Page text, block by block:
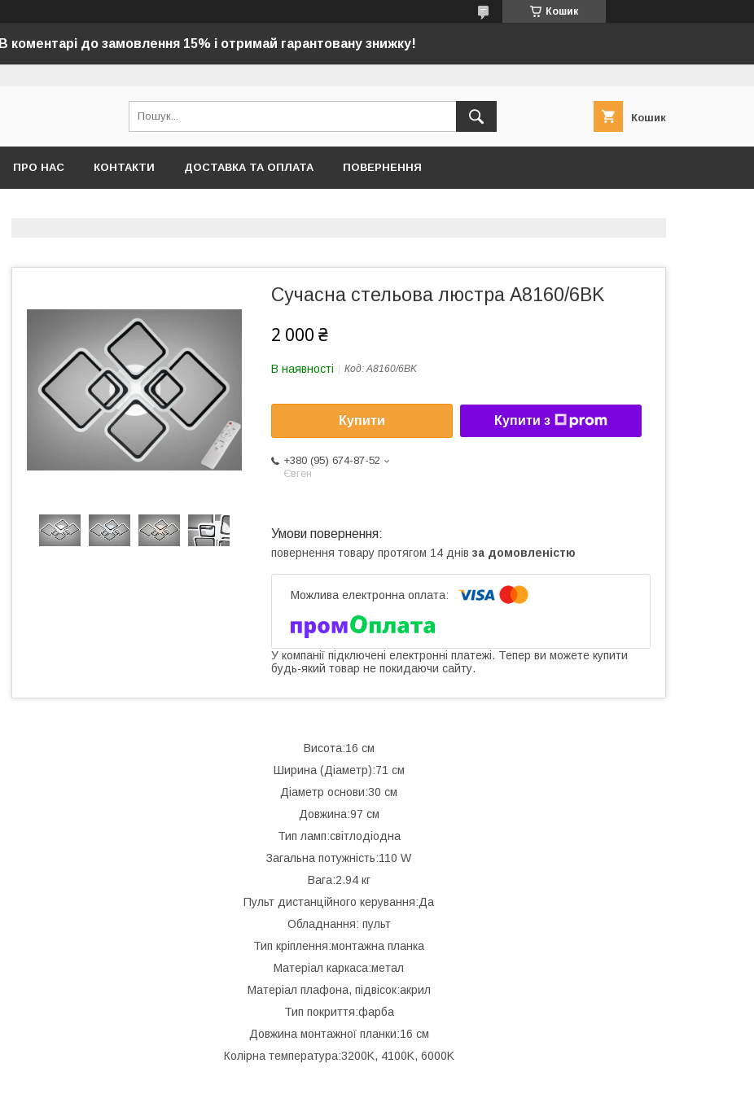
Кошик
В коментарі до замовлення 15% і отримай гарантовану знижку!
Кошик
ПРО НАС КОНТАКТИ ДОСТАВКА ТА ОПЛАТА ПОВЕРНЕННЯ
Сучасна стельова люстра A8160/6BK
2 000 ₴
В наявності Код:A8160/6BK
Купити Купити з
+380 (95) 674-87-52
Євген
повернення товару протягом 14 днів за домовленістю
У компанії підключені електронні платежі. Тепер ви можете купити
будь-який товар не покидаючи сайту.
Висота:16 см
Ширина (Діаметр):71 см
Діаметр основи:30 см
Довжина:97 см
Тип ламп:світлодіодна
Загальна потужність:110 W
Вага:2.94 кг
Пульт дистанційного керування:Да
Обладнання: пульт
Тип кріплення:монтажна планка
Матеріал каркаса:метал
Матеріал плафона, підвісок:акрил
Тип покриття:фарба
Довжина монтажної планки:16 см
Колірна температура:3200K, 4100K, 6000K